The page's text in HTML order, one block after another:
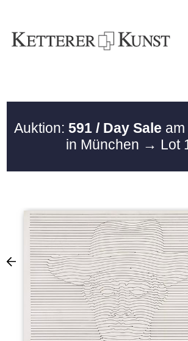
Auktion: 591 / Day Sale
in München → Lot